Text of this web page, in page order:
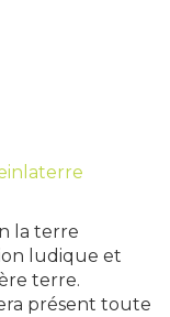
la terre
ludique et
terre.
présent toute